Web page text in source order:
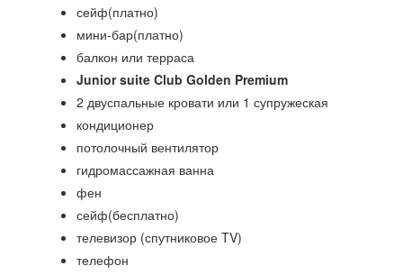
сейф(платно)
мини-бар(платно)
балкон или терраса
Junior suite Club Golden Premium
2 двуспальные кровати или 1 супружеская
кондиционер
потолочный вентилятор
гидромассажная ванна
фен
сейф(бесплатно)
телевизор (спутниковое TV)
телефон